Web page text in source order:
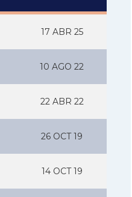
17 ABR 25
10 AGO 22
22 ABR 22
26 OCT 19
14 OCT 19